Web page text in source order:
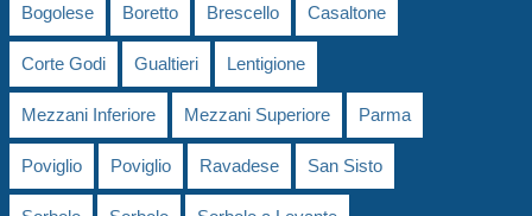
Bogolese Boretto Brescello Casaltone
Corte Godi Gualtieri Lentigione
Mezzani Inferiore Mezzani Superiore Parma
Poviglio Poviglio Ravadese San Sisto